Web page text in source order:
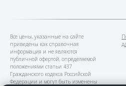
Все цены, указанные на сайте
приведены как справочная
информация и не являются
публичной офертой, определяемой
положениями статьи 437
Гражданского кодекса Российской
Федерации и могут быть изменены